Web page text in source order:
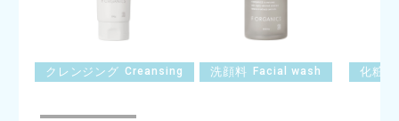
クレンジング Creansing 洗顔料 Facial wash 化粧水